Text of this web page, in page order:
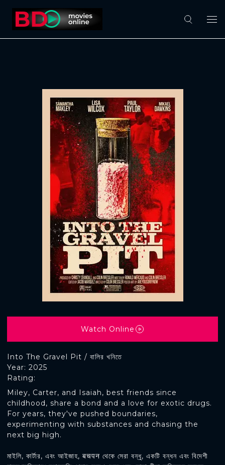
Into The Gravel Pit / বালির খনিতে
Rating:
Year: 2025
Miley, Carter, and Isaiah, best friends since
childhood, share a bond and a love for exotic drugs.
For years, they've pushed boundaries,
experimenting with substances and chasing the
next big high.
মাইলি, কার্টার, এবং আইজাহ, बचपन থেকে সেরা বন্ধু, একটি বন্ধন এবং বিদেশী
Watch Online